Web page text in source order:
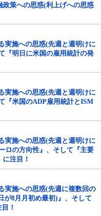
策への思惑(利上げへの思惑
実施への思惑(先週と週明けに
『明日に米国の雇用統計の発
実施への思惑(先週と週明けに
『米国のADP雇用統計とISM
実施への思惑(先週と週明けに
ロの方向性』、そして『主要
注目！
実施への思惑(先週に複数回の
が8月月初め最初)』、そして
！